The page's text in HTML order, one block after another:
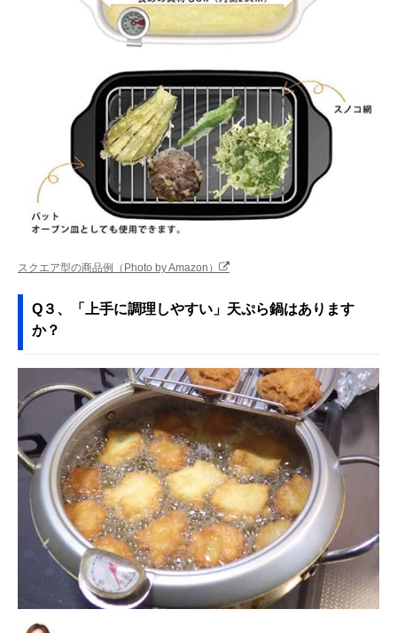
スクエア型の商品例（Photo by Amazon）
Q３、「上手に調理しやすい」天ぷら鍋はあります
か？